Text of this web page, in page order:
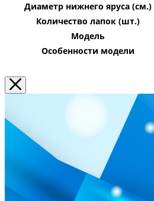
Диаметр нижнего яруса (см.)
Количество лапок (шт.)
Модель
Особенности модели